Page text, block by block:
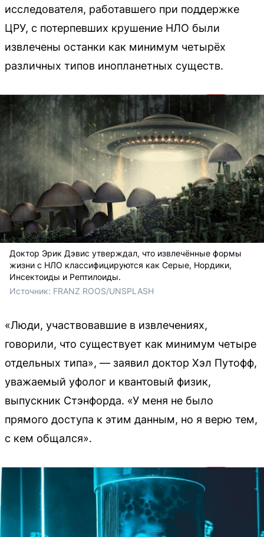
исследователя, работавшего при поддержке
ЦРУ, с потерпевших крушение НЛО были
извлечены останки как минимум четырёх
различных типов инопланетных существ.
Доктор Эрик Дэвис утверждал, что извлечённые формы
жизни с НЛО классифицируются как Серые, Нордики,
Инсектоиды и Рептилоиды.
Источник: FRANZ ROOS/UNSPLASH
«Люди, участвовавшие в извлечениях,
говорили, что существует как минимум четыре
отдельных типа», — заявил доктор Хэл Путофф,
уважаемый уфолог и квантовый физик,
выпускник Стэнфорда. «У меня не было
прямого доступа к этим данным, но я верю тем,
с кем общался».